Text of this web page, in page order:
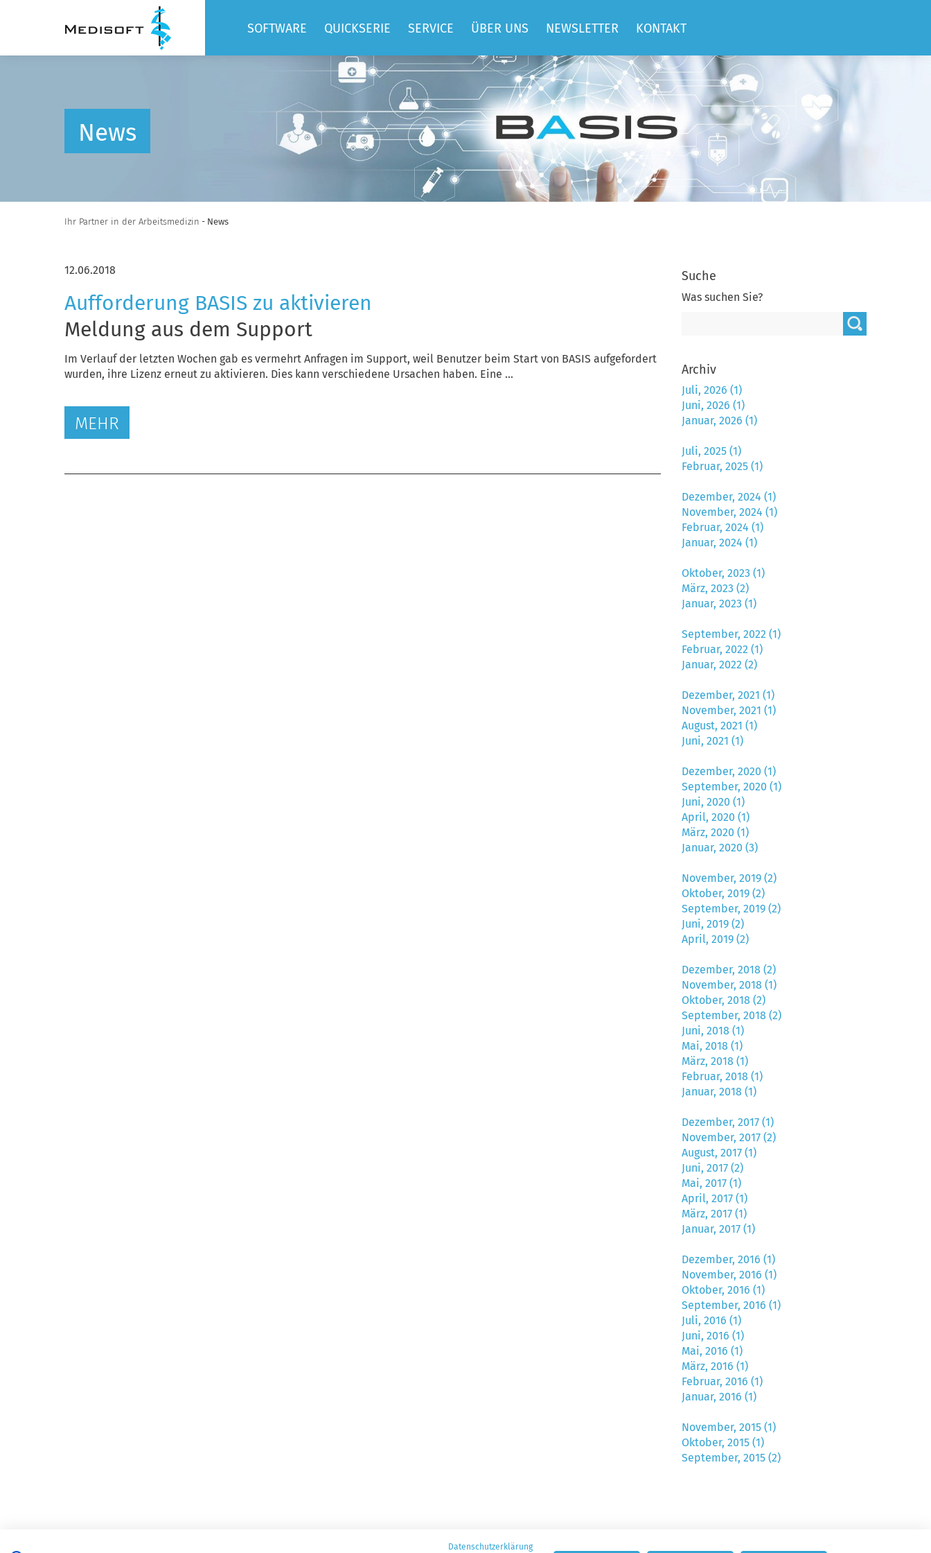
SOFTWARE
SCHNITTSTELLEN
QUICKSERIE
QUICKBEM
SERVICE
BASIS
HOSTING
CONSULTING
ENTWICKLUNG
TRAININGS
ÜBER UNS
JOBS
REFERENZEN
DATEN UND
FAKTEN
SPENDEN UND
MITGLIEDSCHAFT
NEWSLETTER KONTAKT
News
Ihr Partner in der Arbeitsmedizin - News
12.06.2018
Aufforderung BASIS zu aktivieren
Meldung aus dem Support
Im Verlauf der letzten Wochen gab es vermehrt Anfragen im Support, weil Benutzer beim Start von BASIS aufgefordert
wurden, ihre Lizenz erneut zu aktivieren. Dies kann verschiedene Ursachen haben. Eine ...
MEHR
Suche
Was suchen Sie?
Archiv
Juli, 2026 (1)
Juni, 2026 (1)
Januar, 2026 (1)
Juli, 2025 (1)
Februar, 2025 (1)
Dezember, 2024 (1)
November, 2024 (1)
Februar, 2024 (1)
Januar, 2024 (1)
Oktober, 2023 (1)
März, 2023 (2)
Januar, 2023 (1)
September, 2022 (1)
Februar, 2022 (1)
Januar, 2022 (2)
Dezember, 2021 (1)
November, 2021 (1)
August, 2021 (1)
Juni, 2021 (1)
Dezember, 2020 (1)
September, 2020 (1)
Juni, 2020 (1)
April, 2020 (1)
März, 2020 (1)
Januar, 2020 (3)
November, 2019 (2)
Oktober, 2019 (2)
September, 2019 (2)
Juni, 2019 (2)
April, 2019 (2)
Dezember, 2018 (2)
November, 2018 (1)
Oktober, 2018 (2)
September, 2018 (2)
Juni, 2018 (1)
Mai, 2018 (1)
März, 2018 (1)
Februar, 2018 (1)
Januar, 2018 (1)
Dezember, 2017 (1)
November, 2017 (2)
August, 2017 (1)
Juni, 2017 (2)
Mai, 2017 (1)
April, 2017 (1)
März, 2017 (1)
Januar, 2017 (1)
Dezember, 2016 (1)
November, 2016 (1)
Oktober, 2016 (1)
September, 2016 (1)
Juli, 2016 (1)
Juni, 2016 (1)
Mai, 2016 (1)
März, 2016 (1)
Februar, 2016 (1)
Januar, 2016 (1)
November, 2015 (1)
Oktober, 2015 (1)
September, 2015 (2)
Datenschutzerklärung